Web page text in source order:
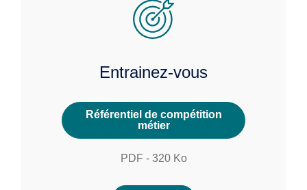
Entrainez-vous
Référentiel de compétition
métier
PDF - 320 Ko